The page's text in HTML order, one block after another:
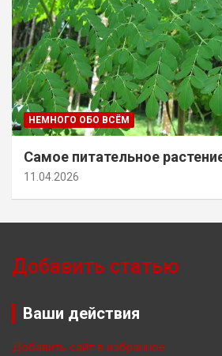
НЕМНОГО ОБО ВСЁМ
Самое питательное
11.04.2026
Добавить статью
Ваши действия
Добавить сайт в избранное